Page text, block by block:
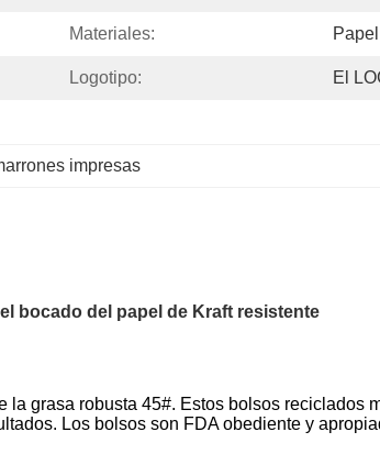
Materiales:
Logotipo: El
impresas
bocado del papel de Kraft resistente
grasa robusta 45#. Estos bolsos reciclados
Los bolsos son FDA obediente y